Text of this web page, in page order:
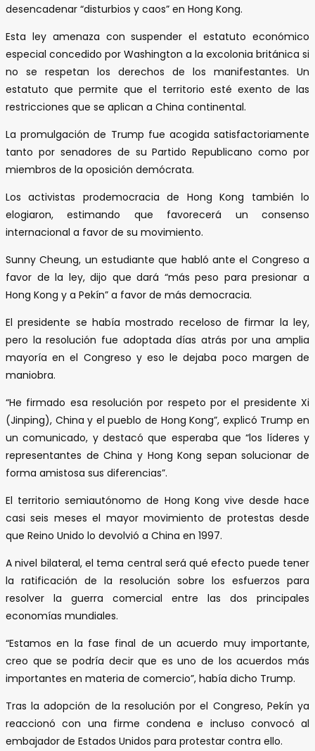
desencadenar “disturbios y caos” en Hong Kong.
Esta ley amenaza con suspender el estatuto económico
especial concedido por Washington a la excolonia británica si
no se respetan los derechos de los manifestantes. Un
estatuto que permite que el territorio esté exento de las
restricciones que se aplican a China continental.
La promulgación de Trump fue acogida satisfactoriamente
tanto por senadores de su Partido Republicano como por
miembros de la oposición demócrata.
Los activistas prodemocracia de Hong Kong también lo
elogiaron, estimando que favorecerá un consenso
internacional a favor de su movimiento.
Sunny Cheung, un estudiante que habló ante el Congreso a
favor de la ley, dijo que dará “más peso para presionar a
Hong Kong y a Pekín” a favor de más democracia.
El presidente se había mostrado receloso de firmar la ley,
pero la resolución fue adoptada días atrás por una amplia
mayoría en el Congreso y eso le dejaba poco margen de
maniobra.
“He firmado esa resolución por respeto por el presidente Xi
(Jinping), China y el pueblo de Hong Kong”, explicó Trump en
un comunicado, y destacó que esperaba que “los líderes y
representantes de China y Hong Kong sepan solucionar de
forma amistosa sus diferencias”.
El territorio semiautónomo de Hong Kong vive desde hace
casi seis meses el mayor movimiento de protestas desde
que Reino Unido lo devolvió a China en 1997.
A nivel bilateral, el tema central será qué efecto puede tener
la ratificación de la resolución sobre los esfuerzos para
resolver la guerra comercial entre las dos principales
economías mundiales.
“Estamos en la fase final de un acuerdo muy importante,
creo que se podría decir que es uno de los acuerdos más
importantes en materia de comercio”, había dicho Trump.
Tras la adopción de la resolución por el Congreso, Pekín ya
reaccionó con una firme condena e incluso convocó al
embajador de Estados Unidos para protestar contra ello.